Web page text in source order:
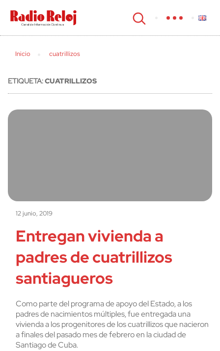
cerrar
Inicio cuatrillizos
ETIQUETA:CUATRILLIZOS
12 junio, 2019
Entregan vivienda a
padres de cuatrillizos
santiagueros
Como parte del programa de apoyo del Estado, a los
padres de nacimientos múltiples, fue entregada una
vivienda a los progenitores de los cuatrillizos que nacieron
a finales del pasado mes de febrero en la ciudad de
Santiago de Cuba.